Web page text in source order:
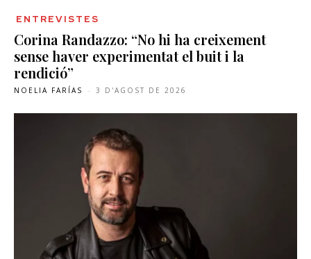
ENTREVISTES
Corina Randazzo: “No hi ha creixement
sense haver experimentat el buit i la
rendició”
NOELIA FARÍAS - 3 D'AGOST DE 2026